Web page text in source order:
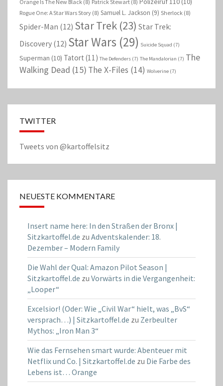
Orange Is The New Black (8) Patrick Stewart (8)
Rogue One: A Star Wars Story (8) Samuel L. Jackson (9) Sherlock (8)
Spider-Man (12) Star Trek (23) Star Trek:
Discovery (12) Star Wars (29) Suicide Squad (7)
Superman (10) Tatort (11) The Defenders (7) The Mandalorian (7) The
Walking Dead (15) The X-Files (14) Wolverine (7)
TWITTER
Tweets von @kartoffelsitz
NEUESTE KOMMENTARE
Insert name here: In den Straßen der Bronx |
Sitzkartoffel.de zu Adventskalender: 18.
Dezember – Modern Family
Die Wahl der Qual: Amazon Pilot Season |
Sitzkartoffel.de zu Vorwärts in die Vergangenheit:
„Looper“
Excelsior! (Oder: Wie „Civil War“ hielt, was „BvS“
versprach…) | Sitzkartoffel.de zu Zerbeulter
Mythos: „Iron Man 3“
Wie das Fernsehen smart wurde: Abenteuer mit
Netflix und Co. | Sitzkartoffel.de zu Die Farbe des
Lebens ist… Orange